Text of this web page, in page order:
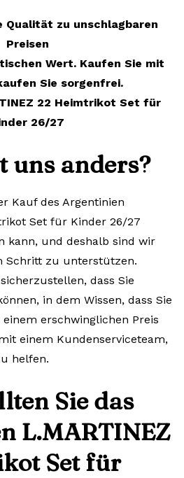
Qualität zu unschlagbaren
Preisen
Wert. Kaufen Sie mit
Sie sorgenfrei.
22 Heimtrikot Set für
26/27
uns anders?
Kauf des Argentinien
Set für Kinder 26/27
kann, und deshalb sind wir
Schritt zu unterstützen.
dass Sie
in dem Wissen, dass Sie
erschwinglichen Preis
einem Kundenserviceteam,
helfen.
Sie das
L.MARTINEZ
Set für